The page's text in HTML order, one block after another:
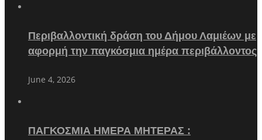
Περιβαλλοντική δράση του Δήμου Λαμιέων με
αφορμή την παγκόσμια ημέρα περιβάλλοντος
June 4, 2026
ΠΑΓΚΟΣΜΙΑ ΗΜΕΡΑ ΜΗΤΕΡΑΣ :